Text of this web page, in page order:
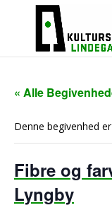
« Alle
Denne begivenhed
Fibre og
Lyngby